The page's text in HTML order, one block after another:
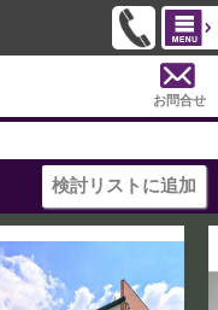
お問合せ
検討リストに追加